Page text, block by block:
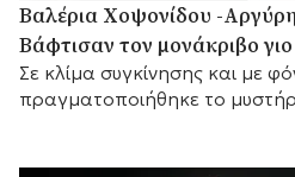
Βαλέρια Χοψονίδου -
Βάφτισαν τον μονάκριβο
Σε κλίμα συγκίνησης και με
πραγματοποιήθηκε το